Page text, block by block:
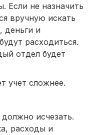
Если не назначить
вручную искать
деньги и
расходиться.
отдел будет
учет сложнее.
исчезать.
расходы и